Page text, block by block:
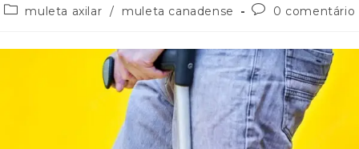
muleta axilar / muleta canadense 0 comentário